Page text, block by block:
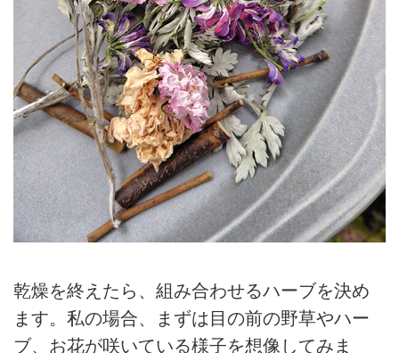
乾燥を終えたら、組み合わせるハーブを決め
ます。私の場合、まずは目の前の野草やハー
ブ、お花が咲いている様子を想像してみま